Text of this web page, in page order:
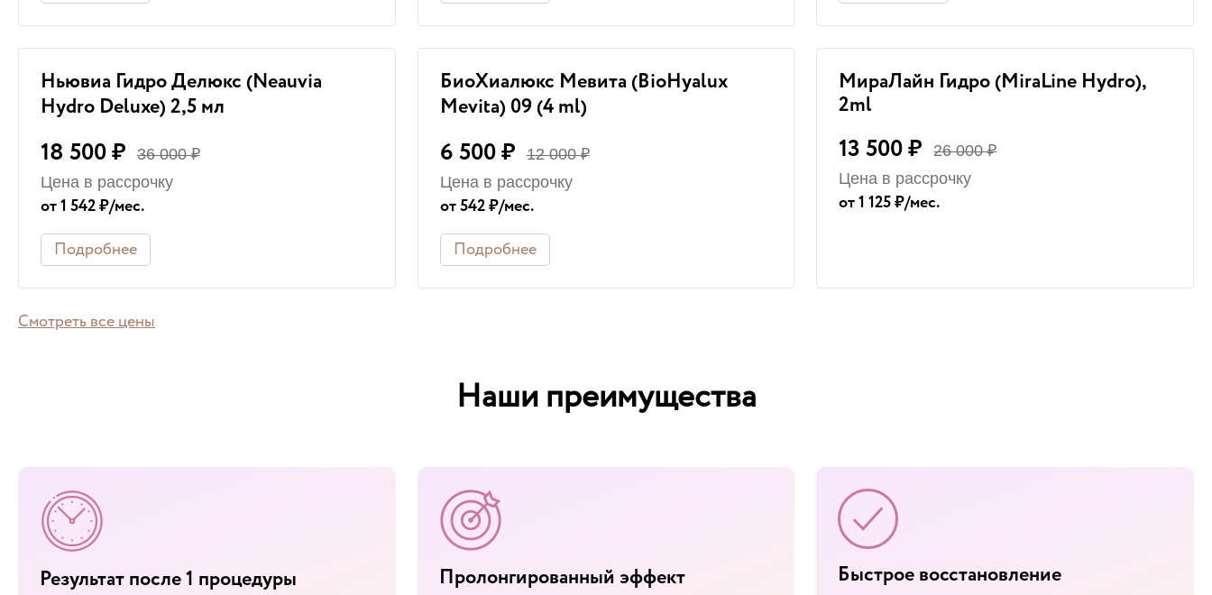
Ньювиа Гидро Делюкс (Neauvia
Hydro Deluxe) 2,5 мл
18 500 ₽
36 000 ₽
Цена в рассрочку
от 1 542 ₽/мес.
Подробнее
БиоХиалюкс Мевита (BioHyalux
Mevita) 09 (4 ml)
6 500 ₽
12 000 ₽
Цена в рассрочку
от 542 ₽/мес.
Подробнее
МираЛайн Гидро (MiraLine Hydro),
2ml
13 500 ₽
26 000 ₽
Цена в рассрочку
от 1 125 ₽/мес.
Смотреть все цены
Наши преимущества
Результат после 1 процедуры Пролонгированный эффект Быстрое восстановление